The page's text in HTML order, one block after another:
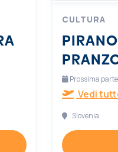
CULTURA
Prossima
Vedi
Slovenia